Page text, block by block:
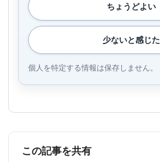
ちょうどよい
少ないと感じた
個人を特定する情報は保存しません。
この記事を共有